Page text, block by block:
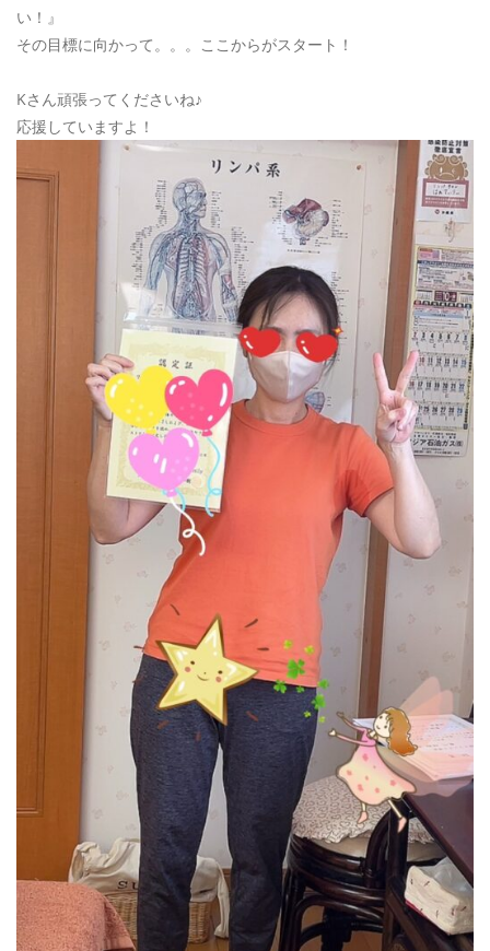
い！』
その目標に向かって。。。ここからがスタート！
Kさん頑張ってくださいね♪
応援していますよ！